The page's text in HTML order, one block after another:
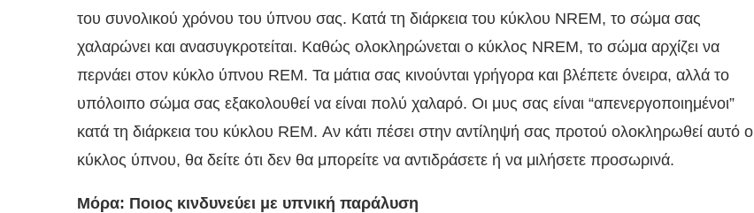
του συνολικού χρόνου του ύπνου σας. Κατά τη διάρκεια του κύκλου NREM, το σώμα σας
χαλαρώνει και ανασυγκροτείται. Καθώς ολοκληρώνεται ο κύκλος NREM, το σώμα αρχίζει να
περνάει στον κύκλο ύπνου REM. Τα μάτια σας κινούνται γρήγορα και βλέπετε όνειρα, αλλά το
υπόλοιπο σώμα σας εξακολουθεί να είναι πολύ χαλαρό. Οι μυς σας είναι “απενεργοποιημένοι”
κατά τη διάρκεια του κύκλου REM. Αν κάτι πέσει στην αντίληψή σας προτού ολοκληρωθεί αυτό ο
κύκλος ύπνου, θα δείτε ότι δεν θα μπορείτε να αντιδράσετε ή να μιλήσετε προσωρινά.
Μόρα: Ποιος κινδυνεύει με υπνική παράλυση